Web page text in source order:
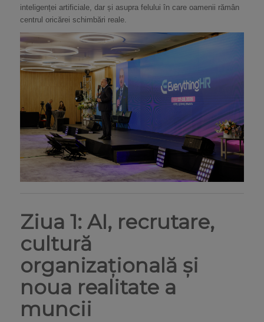
inteligenței artificiale, dar și asupra felului în care oamenii rămân
centrul oricărei schimbări reale.
Ziua 1: AI, recrutare,
cultură
organizațională și
noua realitate a
muncii